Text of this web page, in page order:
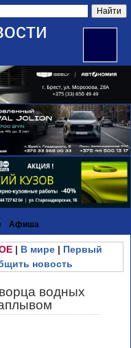
Афиша
| В мире| Первый
новость
водных